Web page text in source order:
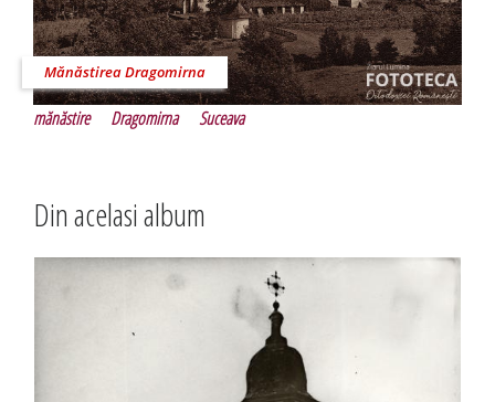
Mănăstirea Dragomirna
mănăstire Dragomirna Suceava
Din acelasi album